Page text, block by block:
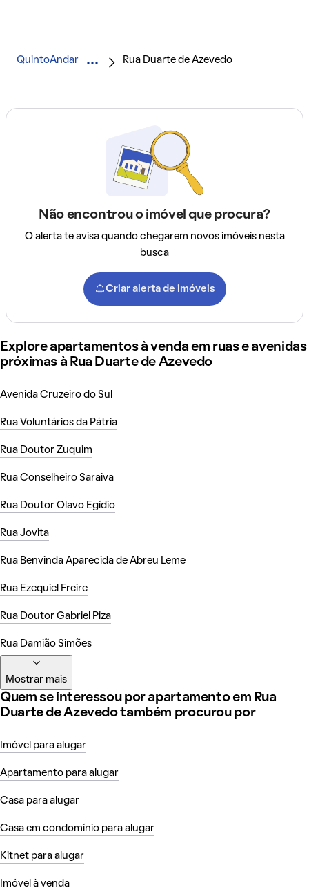
QuintoAndar Rua Duarte de Azevedo
Não encontrou o imóvel que procura?
O alerta te avisa quando chegarem novos imóveis nesta
busca
Criar alerta de imóveis
Explore apartamentos à venda em ruas e avenidas
próximas à Rua Duarte de Azevedo
Avenida Cruzeiro do Sul
Rua Voluntários da Pátria
Rua Doutor Zuquim
Rua Conselheiro Saraiva
Rua Doutor Olavo Egídio
Rua Jovita
Rua Benvinda Aparecida de Abreu Leme
Rua Ezequiel Freire
Rua Doutor Gabriel Piza
Rua Damião Simões
Mostrar mais
Quem se interessou por apartamento em Rua
Duarte de Azevedo também procurou por
Imóvel para alugar
Apartamento para alugar
Casa para alugar
Casa em condomínio para alugar
Kitnet para alugar
Imóvel à venda